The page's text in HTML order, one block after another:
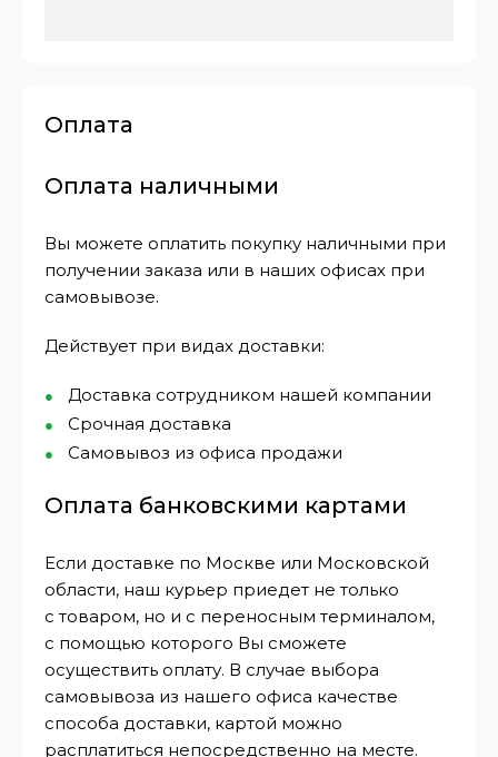
Оплата
Оплата наличными
Вы можете оплатить покупку наличными при
получении заказа или в наших офисах при
самовывозе.
Действует при видах доставки:
Доставка сотрудником нашей компании
Срочная доставка
Самовывоз из офиса продажи
Оплата банковскими картами
Если доставке по Москве или Московской
области, наш курьер приедет не только
с товаром, но и с переносным терминалом,
с помощью которого Вы сможете
осуществить оплату. В случае выбора
самовывоза из нашего офиса качестве
способа доставки, картой можно
расплатиться непосредственно на месте.